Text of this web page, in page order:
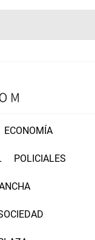
ECONOMÍA
POLICIALES